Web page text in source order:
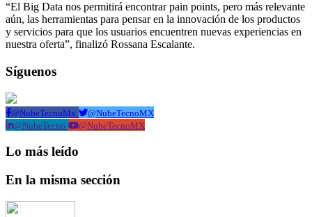
“El Big Data nos permitirá encontrar pain points, pero más relevante
aún, las herramientas para pensar en la innovación de los productos
y servicios para que los usuarios encuentren nuevas experiencias en
nuestra oferta”, finalizó Rossana Escalante.
Síguenos
@NubeTecnoMx
@NubeTecnoMX
@NubeTecno
@NubeTecnoMX
Lo más leído
En la misma sección